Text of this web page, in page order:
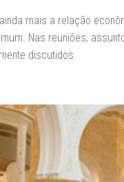
mais a relação
Nas reuniões,
discutidos.